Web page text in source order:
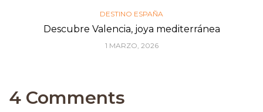
DESTINO ESPAÑA
Descubre Valencia, joya mediterránea
1 MARZO, 2026
4 Comments